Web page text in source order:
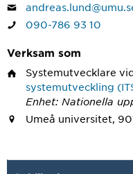
090-786 93 10
Verksam som
Systemutvecklare
systemutveckling
Enhet: Nationella
Umeå universitet,